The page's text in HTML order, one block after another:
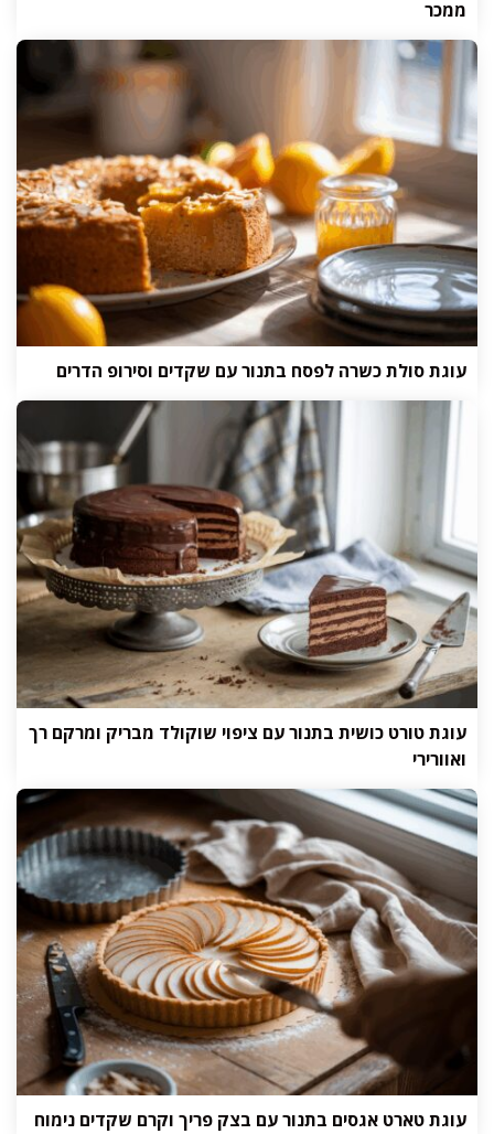
ממכר
עוגת סולת כשרה לפסח בתנור עם שקדים וסירופ הדרים
עוגת טורט כושית בתנור עם ציפוי שוקולד מבריק ומרקם רך
ואוורירי
עוגת טארט אגסים בתנור עם בצק פריך וקרם שקדים נימוח